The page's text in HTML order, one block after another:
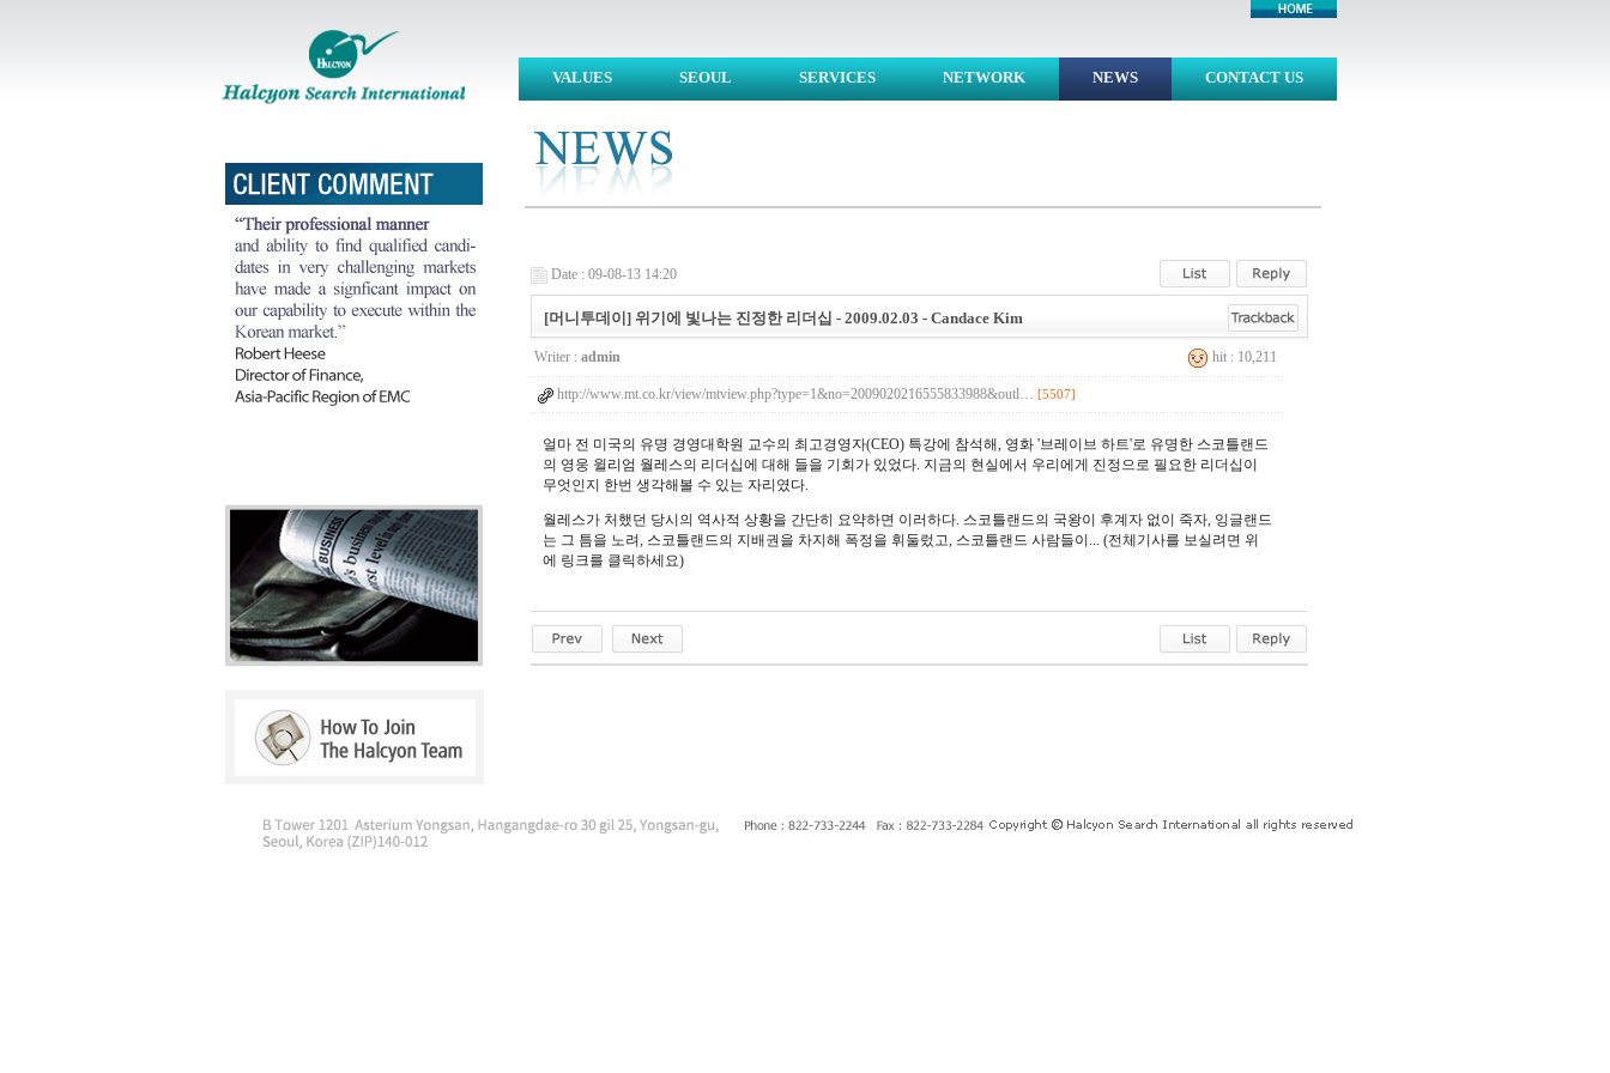
VALUES SEOUL SERVICES NETWORK NEWS CONTACT US
Date : 09-08-13 14:20
[머니투데이] 위기에 빛나는 진정한 리더십 - 2009.02.03 - Candace Kim
Writer : admin hit : 10,211
http://www.mt.co.kr/view/mtview.php?type=1&no=2009020216555833988&outl… [5507]
얼마 전 미국의 유명 경영대학원 교수의 최고경영자(CEO) 특강에 참석해, 영화 '브레이브 하트'로 유명한 스코틀랜드
의 영웅 윌리엄 월레스의 리더십에 대해 들을 기회가 있었다. 지금의 현실에서 우리에게 진정으로 필요한 리더십이
무엇인지 한번 생각해볼 수 있는 자리였다.
월레스가 처했던 당시의 역사적 상황을 간단히 요약하면 이러하다. 스코틀랜드의 국왕이 후계자 없이 죽자, 잉글랜드
는 그 틈을 노려, 스코틀랜드의 지배권을 차지해 폭정을 휘둘렀고, 스코틀랜드 사람들이... (전체기사를 보실려면 위
에 링크를 클릭하세요)